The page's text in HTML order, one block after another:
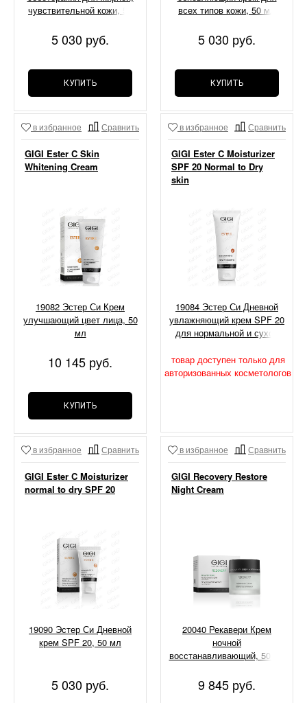
чувствительной кожи, 50
5 030 руб.
КУПИТЬ
всех типов кожи, 50 мл
5 030 руб.
КУПИТЬ
в избранное Сравнить
GIGI Ester C Skin
Whitening Cream
19082 Эстер Си Крем
улучшающий цвет лица, 50
мл
10 145 руб.
КУПИТЬ
в избранное Сравнить
GIGI Ester C Moisturizer
SPF 20 Normal to Dry
skin
19084 Эстер Си Дневной
увлажняющий крем SPF 20
для нормальной и сухой
товар доступен только для
авторизованных косметологов
в избранное Сравнить
GIGI Ester C Moisturizer
normal to dry SPF 20
19090 Эстер Си Дневной
крем SPF 20, 50 мл
5 030 руб.
в избранное Сравнить
GIGI Recovery Restore
Night Cream
20040 Рекавери Крем
ночной
восстанавливающий, 50 мл
9 845 руб.